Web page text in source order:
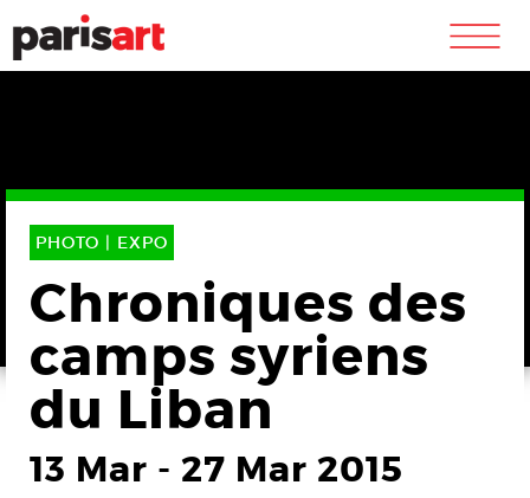
m
PHOTO | EXPO
Chroniques des
camps syriens
du Liban
13 Mar - 27 Mar 2015